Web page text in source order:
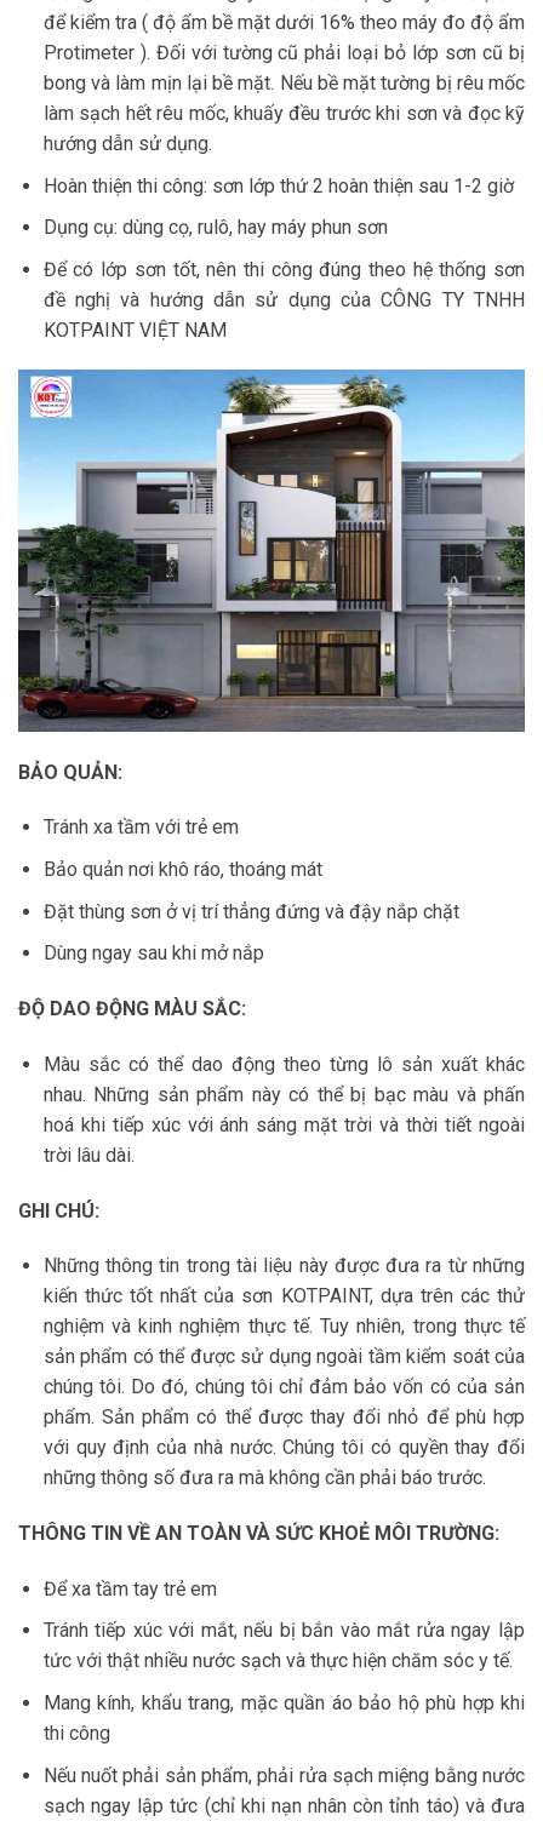
để kiểm tra ( độ ẩm bề mặt dưới 16% theo máy đo độ ẩm
Protimeter ). Đối với tường cũ phải loại bỏ lớp sơn cũ bị
bong và làm mịn lại bề mặt. Nếu bề mặt tường bị rêu mốc
làm sạch hết rêu mốc, khuấy đều trước khi sơn và đọc kỹ
hướng dẫn sử dụng.
Hoàn thiện thi công: sơn lớp thứ 2 hoàn thiện sau 1-2 giờ
Dụng cụ: dùng cọ, rulô, hay máy phun sơn
Để có lớp sơn tốt, nên thi công đúng theo hệ thống sơn
đề nghị và hướng dẫn sử dụng của CÔNG TY TNHH
KOTPAINT VIỆT NAM
BẢO QUẢN:
Tránh xa tầm với trẻ em
Bảo quản nơi khô ráo, thoáng mát
Đặt thùng sơn ở vị trí thẳng đứng và đậy nắp chặt
Dùng ngay sau khi mở nắp
ĐỘ DAO ĐỘNG MÀU SẮC:
Màu sắc có thể dao động theo từng lô sản xuất khác
nhau. Những sản phẩm này có thể bị bạc màu và phấn
hoá khi tiếp xúc với ánh sáng mặt trời và thời tiết ngoài
trời lâu dài.
GHI CHÚ:
Những thông tin trong tài liệu này được đưa ra từ những
kiến thức tốt nhất của sơn KOTPAINT, dựa trên các thử
nghiệm và kinh nghiệm thực tế. Tuy nhiên, trong thực tế
sản phẩm có thể được sử dụng ngoài tầm kiểm soát của
chúng tôi. Do đó, chúng tôi chỉ đảm bảo vốn có của sản
phẩm. Sản phẩm có thể được thay đổi nhỏ để phù hợp
với quy định của nhà nước. Chúng tôi có quyền thay đổi
những thông số đưa ra mà không cần phải báo trước.
THÔNG TIN VỀ AN TOÀN VÀ SỨC KHOẺ MÔI TRƯỜNG:
Để xa tầm tay trẻ em
Tránh tiếp xúc với mắt, nếu bị bắn vào mắt rửa ngay lập
tức với thật nhiều nước sạch và thực hiện chăm sóc y tế.
Mang kính, khẩu trang, mặc quần áo bảo hộ phù hợp khi
thi công
Nếu nuốt phải sản phẩm, phải rửa sạch miệng bằng nước
sạch ngay lập tức (chỉ khi nạn nhân còn tỉnh táo) và đưa